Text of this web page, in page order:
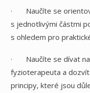
· Naučíte se
s jednotlivými částmi
s ohledem pro
· Naučíte se dívat na
fyzioterapeuta a
principy, které jsou